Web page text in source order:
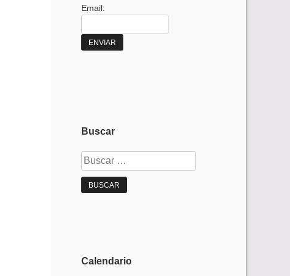
Email:
Buscar
Buscar:
Calendario